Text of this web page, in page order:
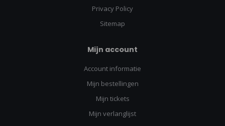
Privacy Policy
Sitemap
Mijn account
Account informatie
Mijn bestellingen
Mijn tickets
Mijn verlanglijst